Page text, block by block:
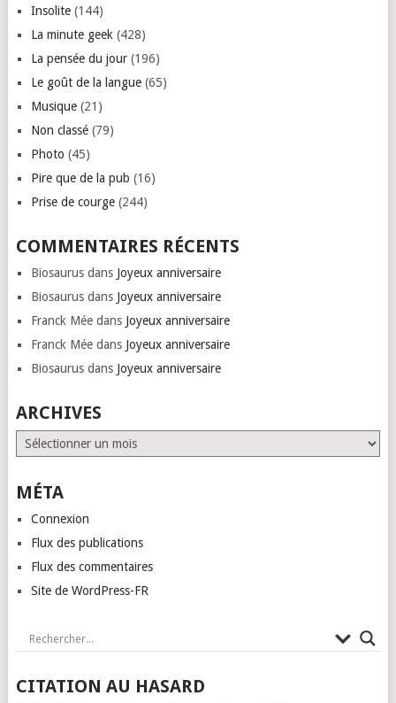
Insolite(144)
La minute geek(428)
La pensée du jour(196)
Le goût de la langue(65)
Musique(21)
Non classé(79)
Photo (45)
Pire que de la pub (16)
Prise de courge(244)
COMMENTAIRES RÉCENTS
Biosaurusdans Joyeux anniversaire
Biosaurusdans Joyeux anniversaire
Franck Méedans Joyeux anniversaire
Franck Méedans Joyeux anniversaire
Biosaurusdans Joyeux anniversaire
ARCHIVES
Archives
MÉTA
Connexion
Flux des publications
Flux des commentaires
Site de WordPress-FR
CITATION AU HASARD